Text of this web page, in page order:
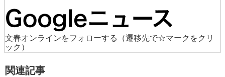
文春オンラインをフォローする
（遷移先で☆マークをクリ
ック）
関連記事